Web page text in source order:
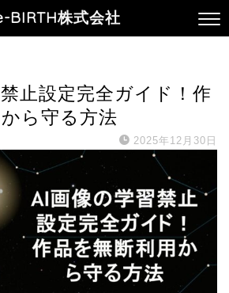
BIRTH株式会社
止設定完全ガイド！作
ら守る方法
2025年12月30日